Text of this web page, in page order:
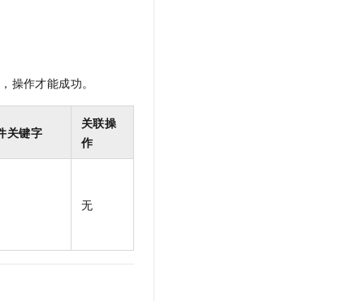
操作才能成功。
关键字
关联操
作
无
一步搞定创意建站
通过自然语言交互简化开发流程,全栈开发支持